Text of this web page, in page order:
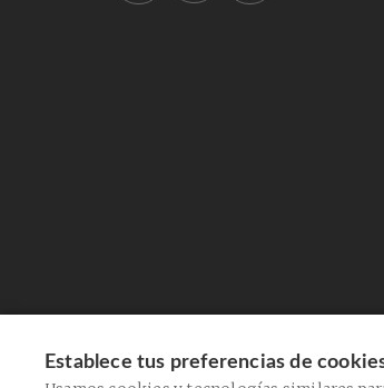
Establece tus preferencias de